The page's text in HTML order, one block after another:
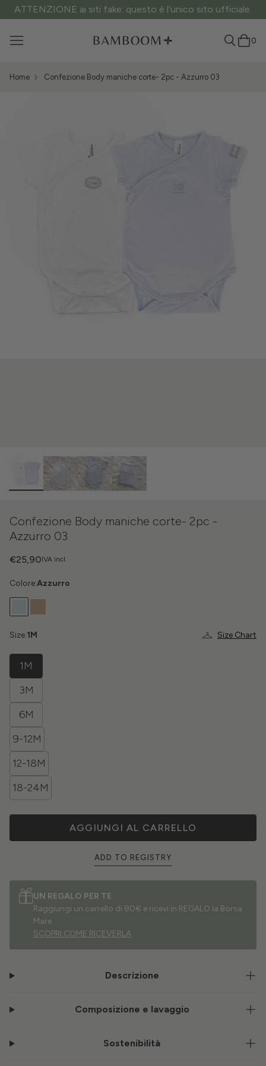
ATTENZIONE ai siti fake: questo è l’unico sito ufficiale.
0
Home Confezione Body maniche corte- 2pc - Azzurro 03
Confezione Body maniche corte- 2pc -
Azzurro 03
IVA incl.
€25,90
Colore:Azzurro
Size Chart
Size:1M
1M
3M
6M
9-12M
12-18M
18-24M
AGGIUNGI AL CARRELLO
ADD TO REGISTRY
UN REGALO PER TE
Raggiungi un carrello di 80€ e ricevi in REGALO la Borsa
Mare.
SCOPRI COME RICEVERLA
Descrizione
Composizione e lavaggio
Sostenibilità